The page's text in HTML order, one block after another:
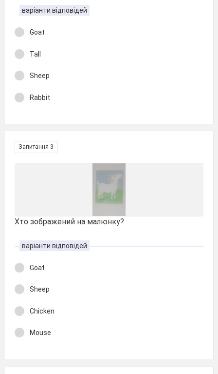
варіанти відповідей
Goat
Tall
Sheep
Rabbit
Запитання 3
Хто зображений на малюнку?
варіанти відповідей
Goat
Sheep
Chicken
Mouse